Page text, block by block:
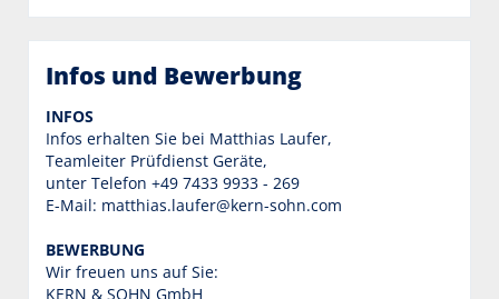
Infos und Bewerbung
INFOS
Infos erhalten Sie bei Matthias Laufer,
Teamleiter Prüfdienst Geräte,
unter Telefon +49 7433 9933 - 269
E-Mail: matthias.laufer@kern-sohn.com
BEWERBUNG
Wir freuen uns auf Sie:
KERN & SOHN GmbH